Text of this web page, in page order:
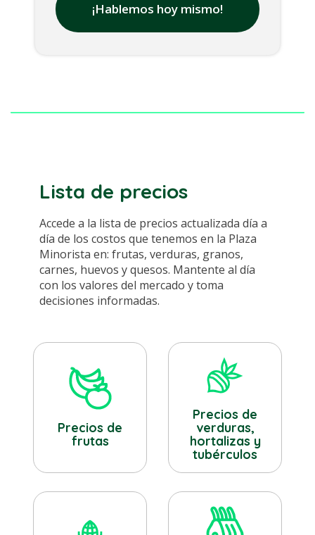
¡Hablemos hoy mismo!
Lista de precios
Accede a la lista de precios actualizada día a
día de los costos que tenemos en la Plaza
Minorista en: frutas, verduras, granos,
carnes, huevos y quesos. Mantente al día
con los valores del mercado y toma
decisiones informadas.
Precios de
frutas
Precios de
verduras,
hortalizas y
tubérculos